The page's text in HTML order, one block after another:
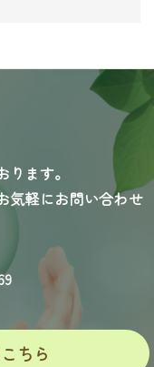
ます。
気軽にお問い合わせ
ちら